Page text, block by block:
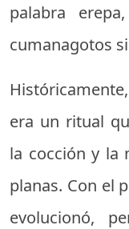
palabra
cumanagotos
era un ritual
la cocción y la
planas. Con el
evolucionó,